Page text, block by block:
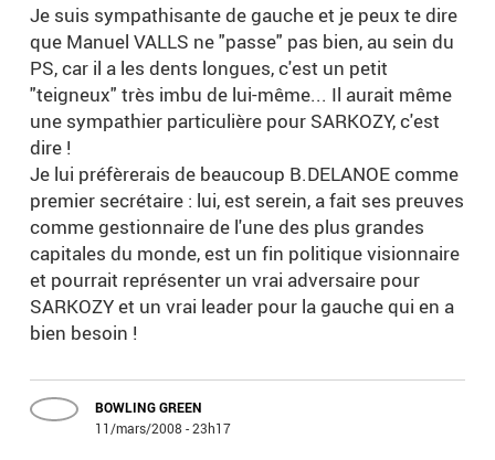
Je suis sympathisante de gauche et je peux te dire
que Manuel VALLS ne "passe" pas bien, au sein du
PS, car il a les dents longues, c'est un petit
"teigneux" très imbu de lui-même... Il aurait même
une sympathier particulière pour SARKOZY, c'est
dire !
Je lui préfèrerais de beaucoup B.DELANOE comme
premier secrétaire : lui, est serein, a fait ses preuves
comme gestionnaire de l'une des plus grandes
capitales du monde, est un fin politique visionnaire
et pourrait représenter un vrai adversaire pour
SARKOZY et un vrai leader pour la gauche qui en a
bien besoin !
BOWLING GREEN
11/mars/2008 - 23h17